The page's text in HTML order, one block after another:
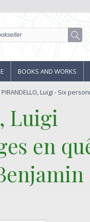
BOOKS AND WORKS
PIRANDELLO, Luigi - Six
Luigi‎
en